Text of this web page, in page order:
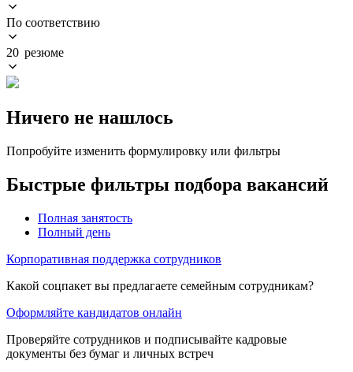
По соответствию
20 резюме
Ничего не нашлось
Попробуйте изменить формулировку или фильтры
Быстрые фильтры подбора вакансий
Полная занятость
Полный день
Корпоративная поддержка сотрудников
Какой соцпакет вы предлагаете семейным сотрудникам?
Оформляйте кандидатов онлайн
Проверяйте сотрудников и подписывайте кадровые
документы без бумаг и личных встреч